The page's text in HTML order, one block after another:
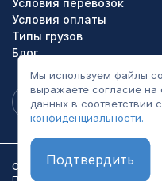
Мы используем файлы
выражаете согласие на
данных в соответствии
конфиденциальности.
Подтвердить
Условия перевозок
Условия оплаты
Типы грузов
Блог
ООО «ТЛГрупп». Все права